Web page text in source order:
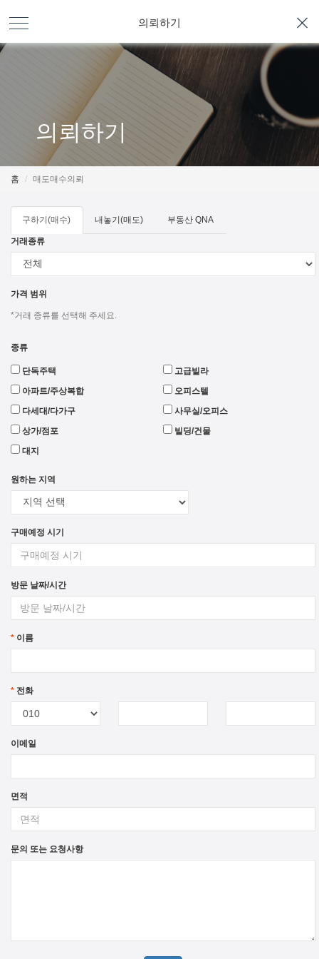
의뢰하기
의뢰하기
홈 매도매수의뢰
구하기(매수) 내놓기(매도) 부동산 QNA
거래종류
가격 범위
*거래 종류를 선택해 주세요.
종류
단독주택
고급빌라
아파트/주상복합
오피스텔
다세대/다가구
사무실/오피스
상가/점포
빌딩/건물
대지
원하는 지역
구매예정 시기
방문 날짜/시간
* 이름
* 전화
이메일
면적
문의 또는 요청사항